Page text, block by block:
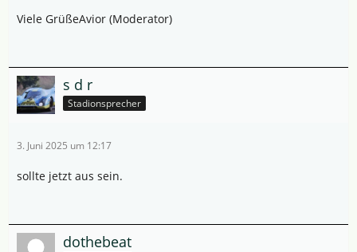
Viele GrüßeAvior (Moderator)
s d r
Stadionsprecher
3. Juni 2025 um 12:17
sollte jetzt aus sein.
dothebeat